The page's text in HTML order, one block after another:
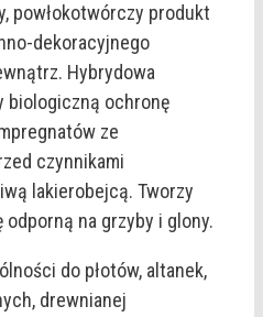
powłokotwórczy produkt
dekoracyjnego
Hybrydowa
biologiczną ochronę
ze
czynnikami
lakierobejcą. Tworzy
odporną na grzyby i glony.
do płotów, altanek,
drewnianej